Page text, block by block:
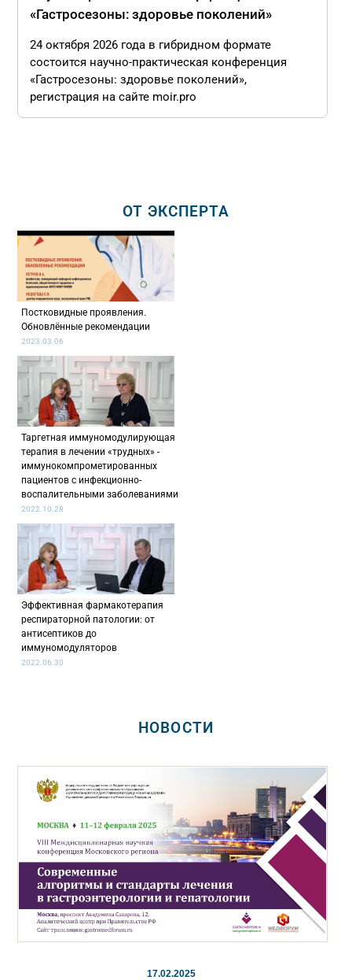
«Гастросезоны: здоровье поколений»
24 октября 2026 года в гибридном формате
состоится научно-практическая конференция
«Гастросезоны: здоровье поколений»,
регистрация на сайте moir.pro
ОТ ЭКСПЕРТА
Постковидные проявления.
Обновлённые рекомендации
2023.03.06
Таргетная иммуномодулирующая
терапия в лечении «трудных» -
иммунокомпрометированных
пациентов с инфекционно-
воспалительными заболеваниями
2022.10.28
Эффективная фармакотерапия
респираторной патологии: от
антисептиков до
иммуномодуляторов
2022.06.30
НОВОСТИ
17.02.2025